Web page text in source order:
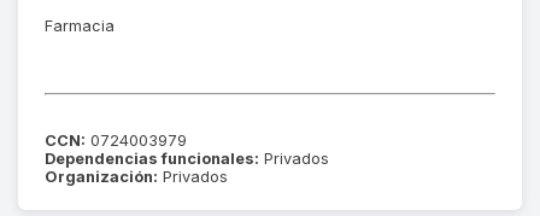
Farmacia
CCN: 0724003979
Dependencias funcionales: Privados
Organización: Privados